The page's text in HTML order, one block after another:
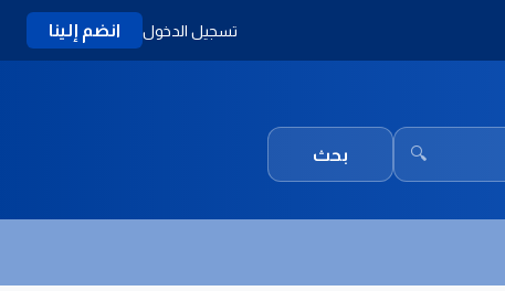
تسجيل الدخول انضم إلينا
🔍 بحث